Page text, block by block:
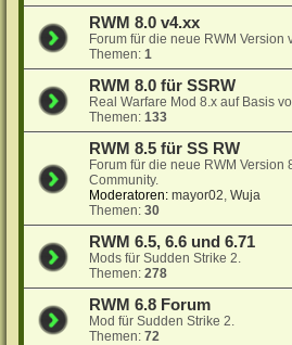
RWM 8.0 v4.xx
Forum für die neue RWM Version
Themen:1
RWM 8.0 für SSRW
Real Warfare Mod 8.x auf Basis
Themen:133
RWM 8.5 für SS RW
Forum für die neue RWM Version
Community.
Moderatoren: mayor02,Wuja
Themen:30
RWM 6.5, 6.6 und 6.71
Mods für Sudden Strike 2.
Themen:278
RWM 6.8 Forum
Mod für Sudden Strike 2.
Themen:72